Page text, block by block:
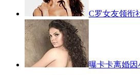
C罗女友领衔
曝卡卡离婚因